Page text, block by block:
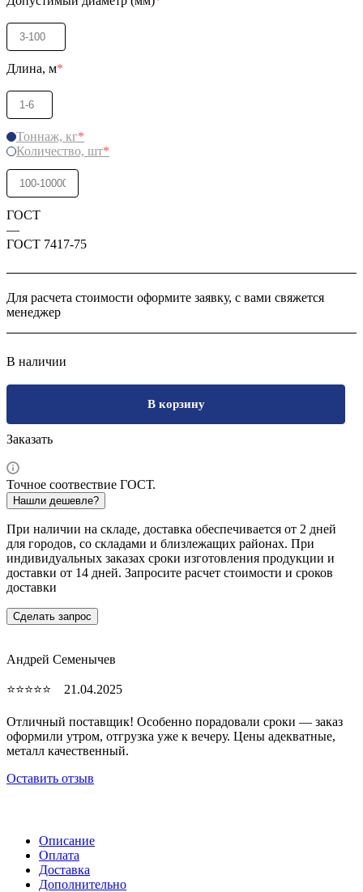
Длина, м*
Тоннаж, кг*
Количество, шт*
ГОСТ
—
ГОСТ 7417-75
Для расчета стоимости оформите заявку, с вами свяжется
менеджер
В наличии
В корзину
Заказать
Точное соотвествие ГОСТ.
Нашли дешевле?
При наличии на складе, доставка обеспечивается от 2 дней
для городов, со складами и близлежащих районах. При
индивидуальных заказах сроки изготовления продукции и
доставки от 14 дней. Запросите расчет стоимости и сроков
доставки
Сделать запрос
Андрей Семенычев
⭐⭐⭐⭐⭐ 21.04.2025
Отличный поставщик! Особенно порадовали сроки — заказ
оформили утром, отгрузка уже к вечеру. Цены адекватные,
металл качественный.
Оставить отзыв
Описание
Оплата
Доставка
Дополнительно